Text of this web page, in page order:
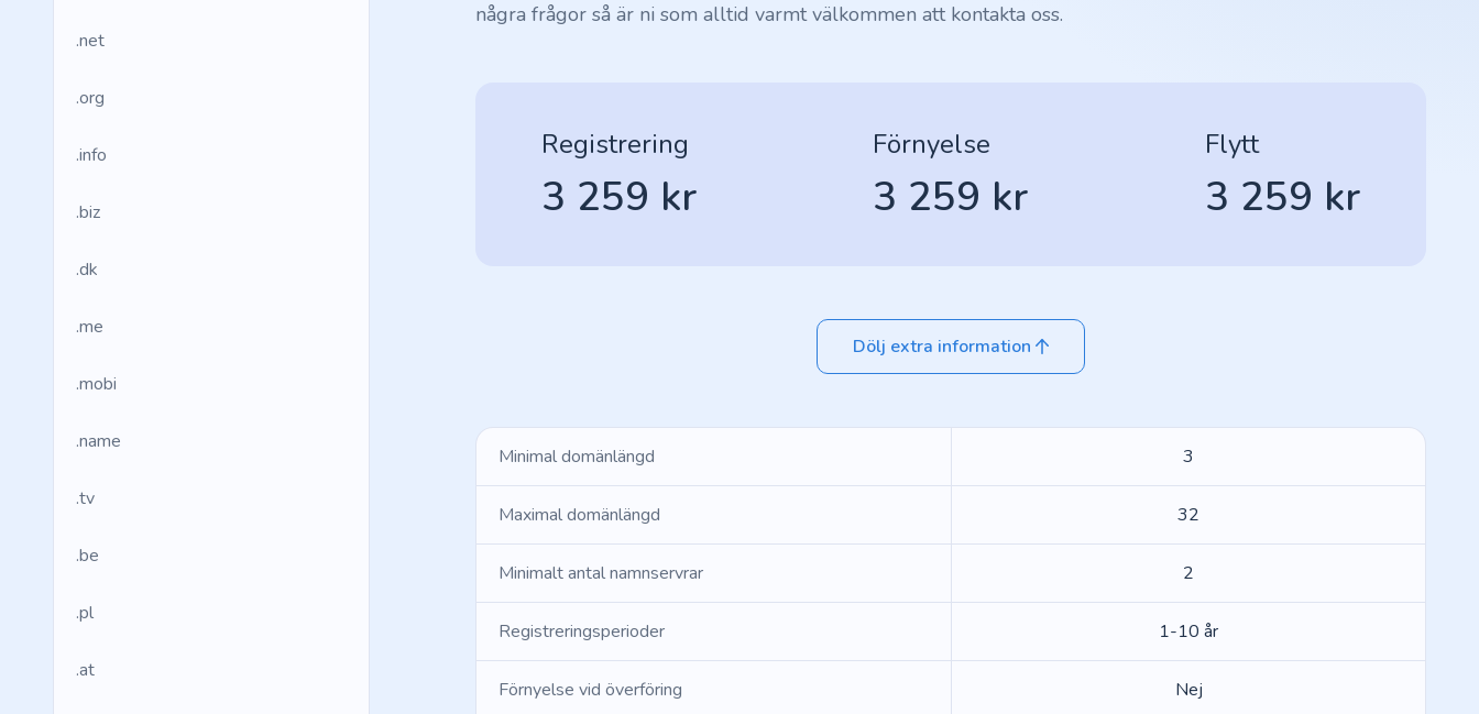
.net
.org
.info
.biz
.dk
.me
.mobi
.name
.tv
.be
.pl
.at
några frågor så är ni som alltid varmt välkommen att kontakta oss.
Registrering
3 259 kr
Förnyelse
3 259 kr
Flytt
3 259 kr
Dölj extra information
Minimal domänlängd 3
Maximal domänlängd 32
Minimalt antal namnservrar 2
Registreringsperioder 1-10 år
Förnyelse vid överföring Nej